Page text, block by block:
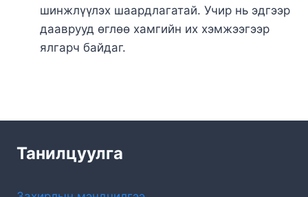
шинжлүүлэх шаардлагатай. Учир нь эдгээр
дааврууд өглөө хамгийн их хэмжээгээр
ялгарч байдаг.
Танилцуулга